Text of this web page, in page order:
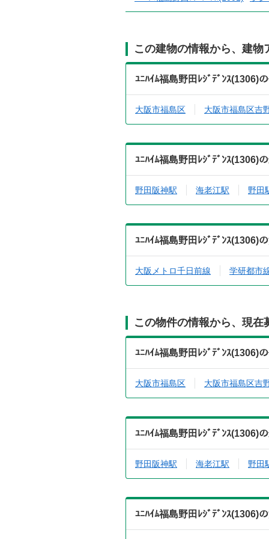
この建物の情報から、建物
ﾕﾆﾊｲﾑ福島野田ﾚｼﾞﾃﾞﾝｽ(1306)
大阪市福島区 大阪市福島区吉
ﾕﾆﾊｲﾑ福島野田ﾚｼﾞﾃﾞﾝｽ(1306)
野田阪神駅 海老江駅 野田
ﾕﾆﾊｲﾑ福島野田ﾚｼﾞﾃﾞﾝｽ(1306)
大阪メトロ千日前線 学研都市
この物件の情報から、現在
ﾕﾆﾊｲﾑ福島野田ﾚｼﾞﾃﾞﾝｽ(1306)
大阪市福島区 大阪市福島区吉
ﾕﾆﾊｲﾑ福島野田ﾚｼﾞﾃﾞﾝｽ(1306)
野田阪神駅 海老江駅 野田
ﾕﾆﾊｲﾑ福島野田ﾚｼﾞﾃﾞﾝｽ(1306)